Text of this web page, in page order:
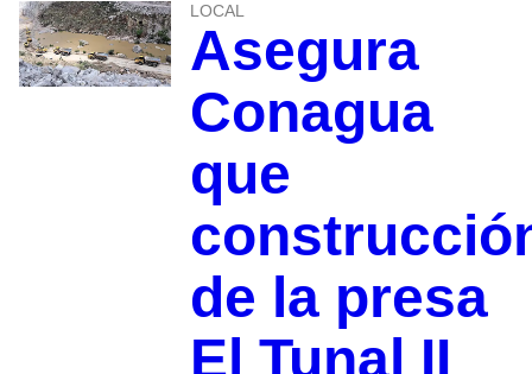
LOCAL
Asegura
Conagua
que
de la presa
El Tunal II